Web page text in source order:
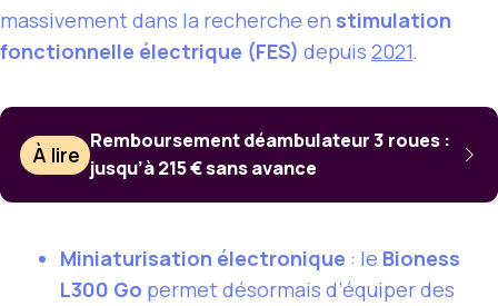
massivement dans la recherche en stimulation
fonctionnelle électrique (FES) depuis 2021.
À lire
Remboursement déambulateur 3 roues :
jusqu’à 215 € sans avance
Miniaturisation électronique : le Bioness
L300 Go permet désormais d’équiper des